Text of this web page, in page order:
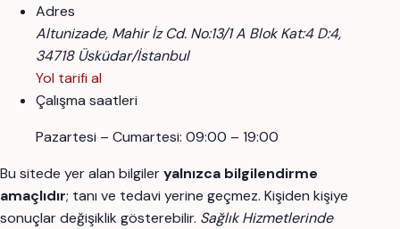
Adres
Altunizade, Mahir İz Cd. No:13/1 A Blok Kat:4 D:4,
34718 Üsküdar/İstanbul
Yol tarifi al
Çalışma saatleri
Pazartesi – Cumartesi: 09:00 – 19:00
Bu sitede yer alan bilgileryalnızca bilgilendirme
amaçlıdır; tanı ve tedavi yerine geçmez. Kişiden kişiye
sonuçlar değişiklik gösterebilir. Sağlık Hizmetlerinde